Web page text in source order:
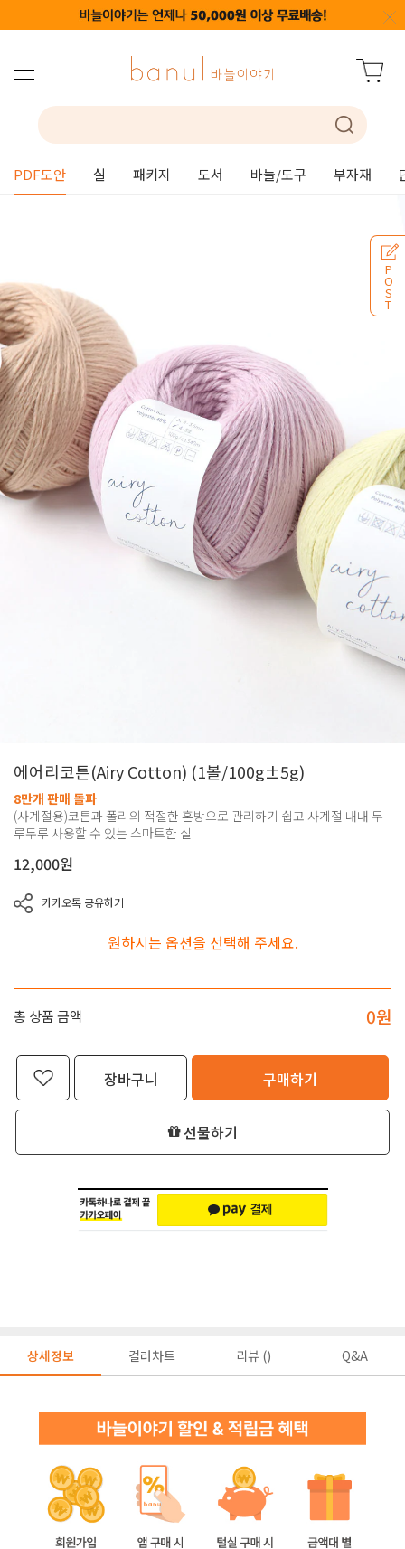
PDF도안 실 패키지 도서 바늘/도구 부자재
P
O
S
T
에어리코튼(Airy Cotton) (1볼/100g±5g)
8만개 판매 돌파
(사계절용)코튼과 폴리의 적절한 혼방으로 관리하기 쉽고 사계절 내내 두
루두루 사용할 수 있는 스마트한 실
12,000원
카카오톡 공유하기
원하시는 옵션을 선택해 주세요.
총 상품 금액 0원
장바구니 구매하기
선물하기
상세정보 컬러차트 리뷰 () Q&A